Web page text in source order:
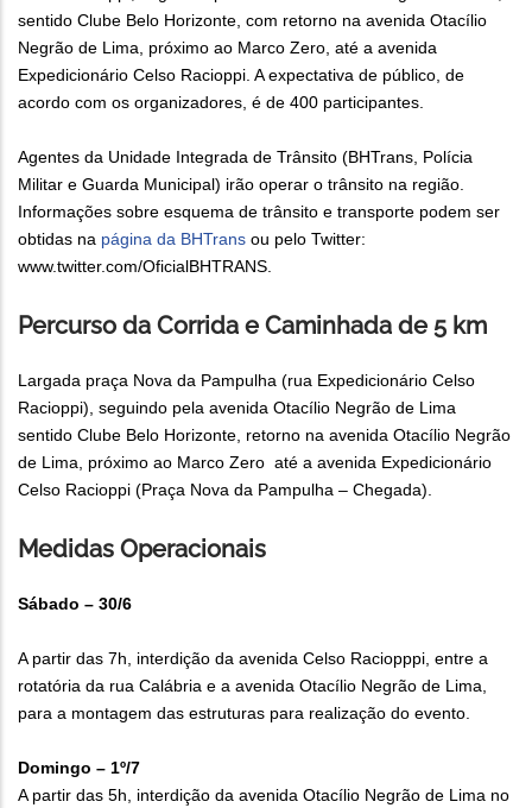
sentido Clube Belo Horizonte, com retorno na avenida Otacílio
Negrão de Lima, próximo ao Marco Zero, até a avenida
Expedicionário Celso Racioppi. A expectativa de público, de
acordo com os organizadores, é de 400 participantes.
Agentes da Unidade Integrada de Trânsito (BHTrans, Polícia
Militar e Guarda Municipal) irão operar o trânsito na região.
Informações sobre esquema de trânsito e transporte podem ser
obtidas na página da BHTrans ou pelo Twitter:
www.twitter.com/OficialBHTRANS.
Percurso da Corrida e Caminhada de 5 km
Largada praça Nova da Pampulha (rua Expedicionário Celso
Racioppi), seguindo pela avenida Otacílio Negrão de Lima
sentido Clube Belo Horizonte, retorno na avenida Otacílio Negrão
de Lima, próximo ao Marco Zero até a avenida Expedicionário
Celso Racioppi (Praça Nova da Pampulha – Chegada).
Medidas Operacionais
Sábado – 30/6
A partir das 7h, interdição da avenida Celso Raciopppi, entre a
rotatória da rua Calábria e a avenida Otacílio Negrão de Lima,
para a montagem das estruturas para realização do evento.
Domingo – 1º/7
A partir das 5h, interdição da avenida Otacílio Negrão de Lima no